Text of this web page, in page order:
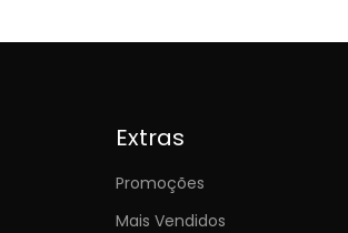
Extras
Promoções
Mais Vendidos